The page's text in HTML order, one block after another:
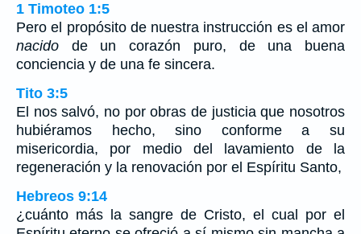
1 Timoteo 1:5
Pero el propósito de nuestra instrucción es el amor
nacido de un corazón puro, de una buena
conciencia y de una fe sincera.
Tito 3:5
El nos salvó, no por obras de justicia que nosotros
hubiéramos hecho, sino conforme a su
misericordia, por medio del lavamiento de la
regeneración y la renovación por el Espíritu Santo,
Hebreos 9:14
¿cuánto más la sangre de Cristo, el cual por el